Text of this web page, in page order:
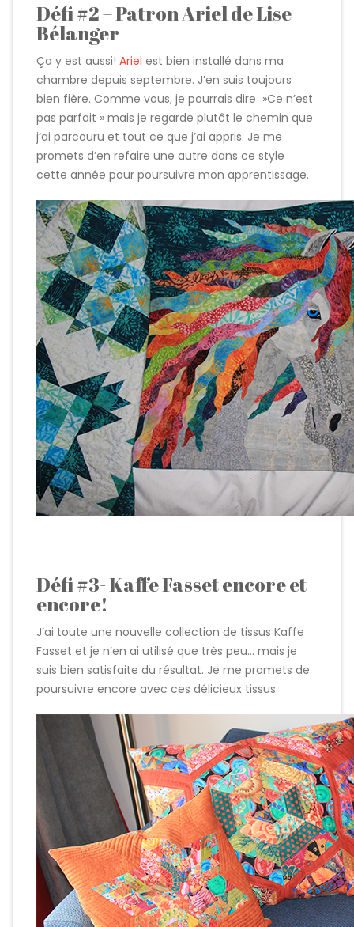
Défi #2 – Patron Ariel de Lise
Bélanger
Ça y est aussi! Ariel est bien installé dans ma
chambre depuis septembre. J’en suis toujours
bien fière. Comme vous, je pourrais dire »Ce n’est
pas parfait » mais je regarde plutôt le chemin que
j’ai parcouru et tout ce que j’ai appris. Je me
promets d’en refaire une autre dans ce style
cette année pour poursuivre mon apprentissage.
Défi #3- Kaffe Fasset encore et
encore!
J’ai toute une nouvelle collection de tissus Kaffe
Fasset et je n’en ai utilisé que très peu… mais je
suis bien satisfaite du résultat. Je me promets de
poursuivre encore avec ces délicieux tissus.